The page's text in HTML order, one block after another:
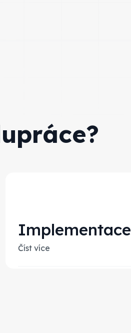
Implementace
Číst více